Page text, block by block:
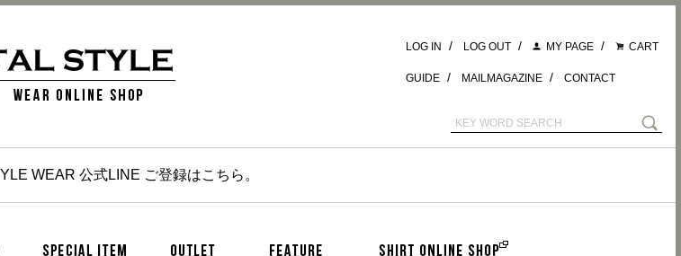
LOG IN / LOG OUT / MY PAGE / CART
GUIDE / MAILMAGAZINE / CONTACT
WEAR 公式LINE ご登録はこちら。